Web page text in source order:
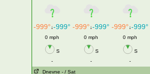
-999°↓-999° -999°↓-999° -999°↓-999°
0 mph 0 mph 0 mph
S S S
-
- -
Dnevne - / Sat